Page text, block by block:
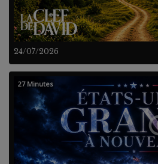
24/07/2026
27 Minutes